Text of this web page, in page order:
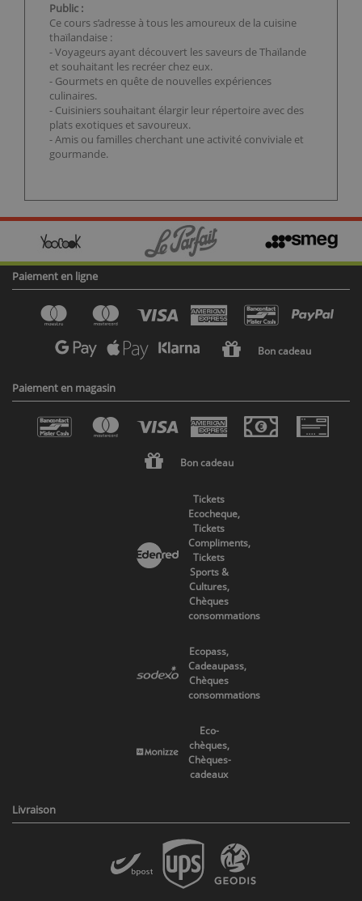
Public :
Ce cours s’adresse à tous les amoureux de la cuisine
thaïlandaise :
- Voyageurs ayant découvert les saveurs de Thaïlande
et souhaitant les recréer chez eux.
- Gourmets en quête de nouvelles expériences
culinaires.
- Cuisiniers souhaitant élargir leur répertoire avec des
plats exotiques et savoureux.
- Amis ou familles cherchant une activité conviviale et
gourmande.
Paiement en ligne
Bon cadeau
Paiement en magasin
Bon cadeau
Tickets
Ecocheque,
Tickets
Compliments,
Tickets
Sports &
Cultures,
Chèques
consommations
Ecopass,
Cadeaupass,
Chèques
consommations
Eco-
chèques,
Chèques-
cadeaux
Livraison